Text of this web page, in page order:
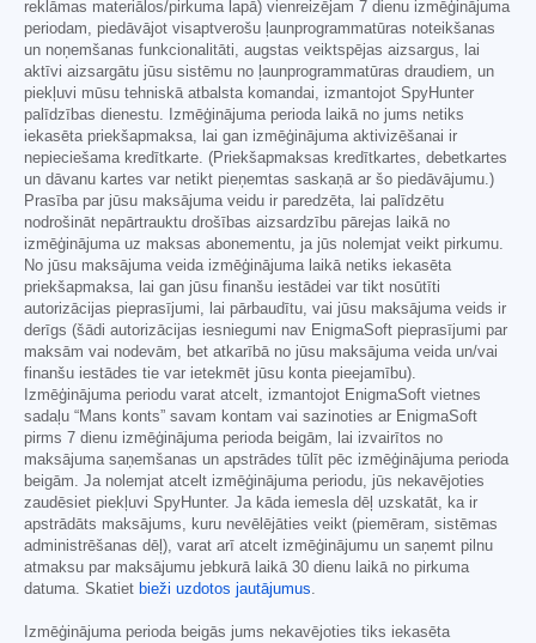
reklāmas materiālos/pirkuma lapā) vienreizējam 7 dienu izmēģinājuma
periodam, piedāvājot visaptverošu ļaunprogrammatūras noteikšanas
un noņemšanas funkcionalitāti, augstas veiktspējas aizsargus, lai
aktīvi aizsargātu jūsu sistēmu no ļaunprogrammatūras draudiem, un
piekļuvi mūsu tehniskā atbalsta komandai, izmantojot SpyHunter
palīdzības dienestu. Izmēģinājuma perioda laikā no jums netiks
iekasēta priekšapmaksa, lai gan izmēģinājuma aktivizēšanai ir
nepieciešama kredītkarte. (Priekšapmaksas kredītkartes, debetkartes
un dāvanu kartes var netikt pieņemtas saskaņā ar šo piedāvājumu.)
Prasība par jūsu maksājuma veidu ir paredzēta, lai palīdzētu
nodrošināt nepārtrauktu drošības aizsardzību pārejas laikā no
izmēģinājuma uz maksas abonementu, ja jūs nolemjat veikt pirkumu.
No jūsu maksājuma veida izmēģinājuma laikā netiks iekasēta
priekšapmaksa, lai gan jūsu finanšu iestādei var tikt nosūtīti
autorizācijas pieprasījumi, lai pārbaudītu, vai jūsu maksājuma veids ir
derīgs (šādi autorizācijas iesniegumi nav EnigmaSoft pieprasījumi par
maksām vai nodevām, bet atkarībā no jūsu maksājuma veida un/vai
finanšu iestādes tie var ietekmēt jūsu konta pieejamību).
Izmēģinājuma periodu varat atcelt, izmantojot EnigmaSoft vietnes
sadaļu “Mans konts” savam kontam vai sazinoties ar EnigmaSoft
pirms 7 dienu izmēģinājuma perioda beigām, lai izvairītos no
maksājuma saņemšanas un apstrādes tūlīt pēc izmēģinājuma perioda
beigām. Ja nolemjat atcelt izmēģinājuma periodu, jūs nekavējoties
zaudēsiet piekļuvi SpyHunter. Ja kāda iemesla dēļ uzskatāt, ka ir
apstrādāts maksājums, kuru nevēlējāties veikt (piemēram, sistēmas
administrēšanas dēļ), varat arī atcelt izmēģinājumu un saņemt pilnu
atmaksu par maksājumu jebkurā laikā 30 dienu laikā no pirkuma
datuma. Skatiet bieži uzdotos jautājumus
Izmēģinājuma perioda beigās jums nekavējoties tiks iekasēta